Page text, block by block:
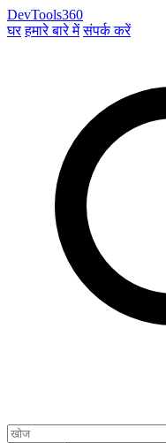
DevTools360
घर हमारे बारे में संपर्क करें